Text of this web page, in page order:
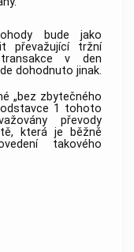
bude jako
převažující tržní
v den
dohodnuto jinak.
„bez zbytečného
odstavce 1 tohoto
převody
která je běžně
takového